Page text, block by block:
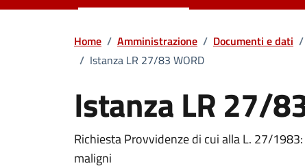
Home / Amministrazione / Documenti e dati /
/ Istanza LR 27/83 WORD
Istanza LR 27/
Dettagli del documento
Richiesta Provvidenze di cui alla L. 27/
maligni